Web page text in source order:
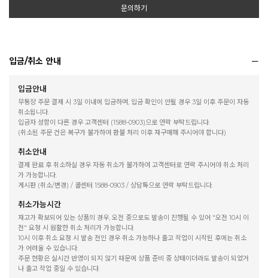
문의하기
입금/취소 안내
입금안내
무통장 주문 결제 시 3일 이내에 입금하며, 입금 확인이 안될 경우 3일 이후 주문이 자동
취소됩니다.
입금자 성함이 다른 경우 고객센터 (1588-0903)으로 연락 부탁드립니다.
(취소된 주문 건은 복구가 불가하여 환불 처리 이후 재구매해 주시어야 합니다)
취소안내
결제 완료 후 취소하실 경우 자동 취소가 불가하여 고객센터로 연락 주시어야 취소 처리
가 가능합니다.
게시판 (취소/변경) / 콜센터 1588-0903 / 상담톡으로 연락 부탁드립니다.
취소가능시간
재고가 확보되어 있는 상품의 경우, 오전 중으로도 발송이 진행될 수 있어 "오전 10시 이
전" 요청 시 원활한 취소 처리가 가능합니다.
10시 이후 취소 요청 시 발송 전인 경우 취소 가능하나 출고 작업이 시작된 후에는 취소
가 어려울 수 있습니다.
주문 현황은 실시간 반영이 되지 않기 때문에 상품 준비 중 상태이더라도 발송이 되었거
나 출고 작업 중일 수 있습니다.